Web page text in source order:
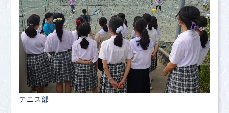
テニス部